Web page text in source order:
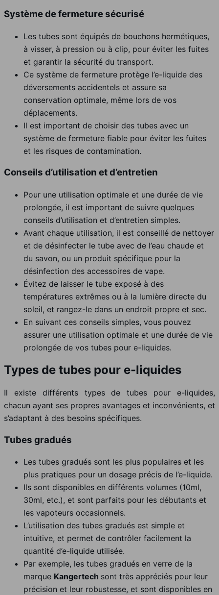
Système de fermeture sécurisé
Les tubes sont équipés de bouchons hermétiques,
à visser, à pression ou à clip, pour éviter les fuites
et garantir la sécurité du transport.
Ce système de fermeture protège l’e-liquide des
déversements accidentels et assure sa
conservation optimale, même lors de vos
déplacements.
Il est important de choisir des tubes avec un
système de fermeture fiable pour éviter les fuites
et les risques de contamination.
Conseils d’utilisation et d’entretien
Pour une utilisation optimale et une durée de vie
prolongée, il est important de suivre quelques
conseils d’utilisation et d’entretien simples.
Avant chaque utilisation, il est conseillé de nettoyer
et de désinfecter le tube avec de l’eau chaude et
du savon, ou un produit spécifique pour la
désinfection des accessoires de vape.
Évitez de laisser le tube exposé à des
températures extrêmes ou à la lumière directe du
soleil, et rangez-le dans un endroit propre et sec.
En suivant ces conseils simples, vous pouvez
assurer une utilisation optimale et une durée de vie
prolongée de vos tubes pour e-liquides.
Types de tubes pour e-liquides
Il existe différents types de tubes pour e-liquides,
chacun ayant ses propres avantages et inconvénients, et
s’adaptant à des besoins spécifiques.
Tubes gradués
Les tubes gradués sont les plus populaires et les
plus pratiques pour un dosage précis de l’e-liquide.
Ils sont disponibles en différents volumes (10ml,
30ml, etc.), et sont parfaits pour les débutants et
les vapoteurs occasionnels.
L’utilisation des tubes gradués est simple et
intuitive, et permet de contrôler facilement la
quantité d’e-liquide utilisée.
Par exemple, les tubes gradués en verre de la
marque Kangertech sont très appréciés pour leur
précision et leur robustesse, et sont disponibles en